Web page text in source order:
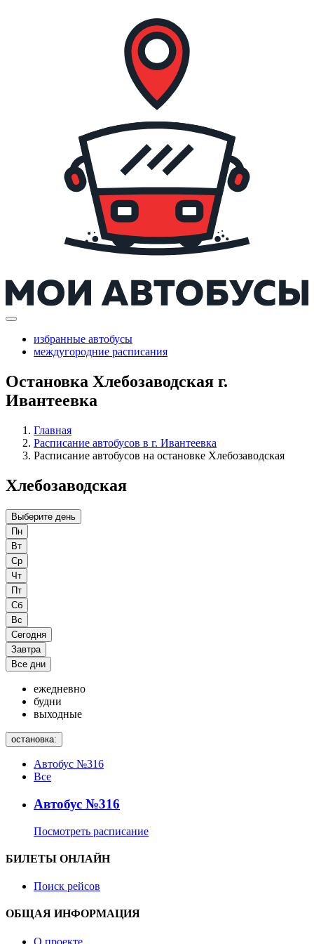
избранные автобусы
междугородние расписания
Остановка Хлебозаводская г.
Ивантеевка
Главная
Расписание автобусов в г. Ивантеевка
Расписание автобусов на остановке Хлебозаводская
Хлебозаводская
Выберите день
Пн
Вт
Ср
Чт
Пт
Сб
Вс
Сегодня
Завтра
Все дни
ежедневно
будни
выходные
остановка:
Автобус №316
Все
Автобус №316
Посмотреть расписание
БИЛЕТЫ ОНЛАЙН
Поиск рейсов
ОБЩАЯ ИНФОРМАЦИЯ
О проекте